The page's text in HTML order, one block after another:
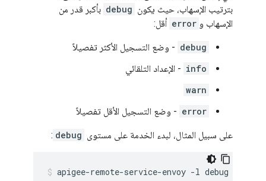
بترتيب الإسهاب، حيث يكون debug بأكبر قدر من
الإسهاب و error أقل:
debug - وضع التسجيل الأكثر تفصيلاً
info - الإعداد التلقائي
warn
error - وضع التسجيل الأقل تفصيلاً
على سبيل المثال، لبدء الخدمة على مستوى debug
:
apigee-remote-service-envoy -l debug